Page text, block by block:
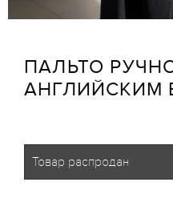
ПАЛЬТО
АНГЛИЙСКИМ
Товар распродан